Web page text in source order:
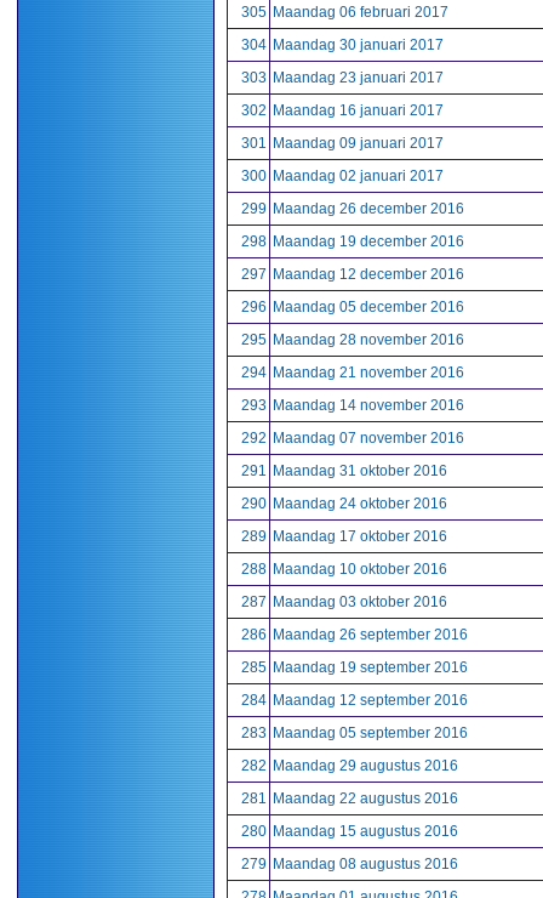
305 Maandag 06 februari 2017
304 Maandag 30 januari 2017
303 Maandag 23 januari 2017
302 Maandag 16 januari 2017
301 Maandag 09 januari 2017
300 Maandag 02 januari 2017
299 Maandag 26 december 2016
298 Maandag 19 december 2016
297 Maandag 12 december 2016
296 Maandag 05 december 2016
295 Maandag 28 november 2016
294 Maandag 21 november 2016
293 Maandag 14 november 2016
292 Maandag 07 november 2016
291 Maandag 31 oktober 2016
290 Maandag 24 oktober 2016
289 Maandag 17 oktober 2016
288 Maandag 10 oktober 2016
287 Maandag 03 oktober 2016
286 Maandag 26 september 2016
285 Maandag 19 september 2016
284 Maandag 12 september 2016
283 Maandag 05 september 2016
282 Maandag 29 augustus 2016
281 Maandag 22 augustus 2016
280 Maandag 15 augustus 2016
279 Maandag 08 augustus 2016